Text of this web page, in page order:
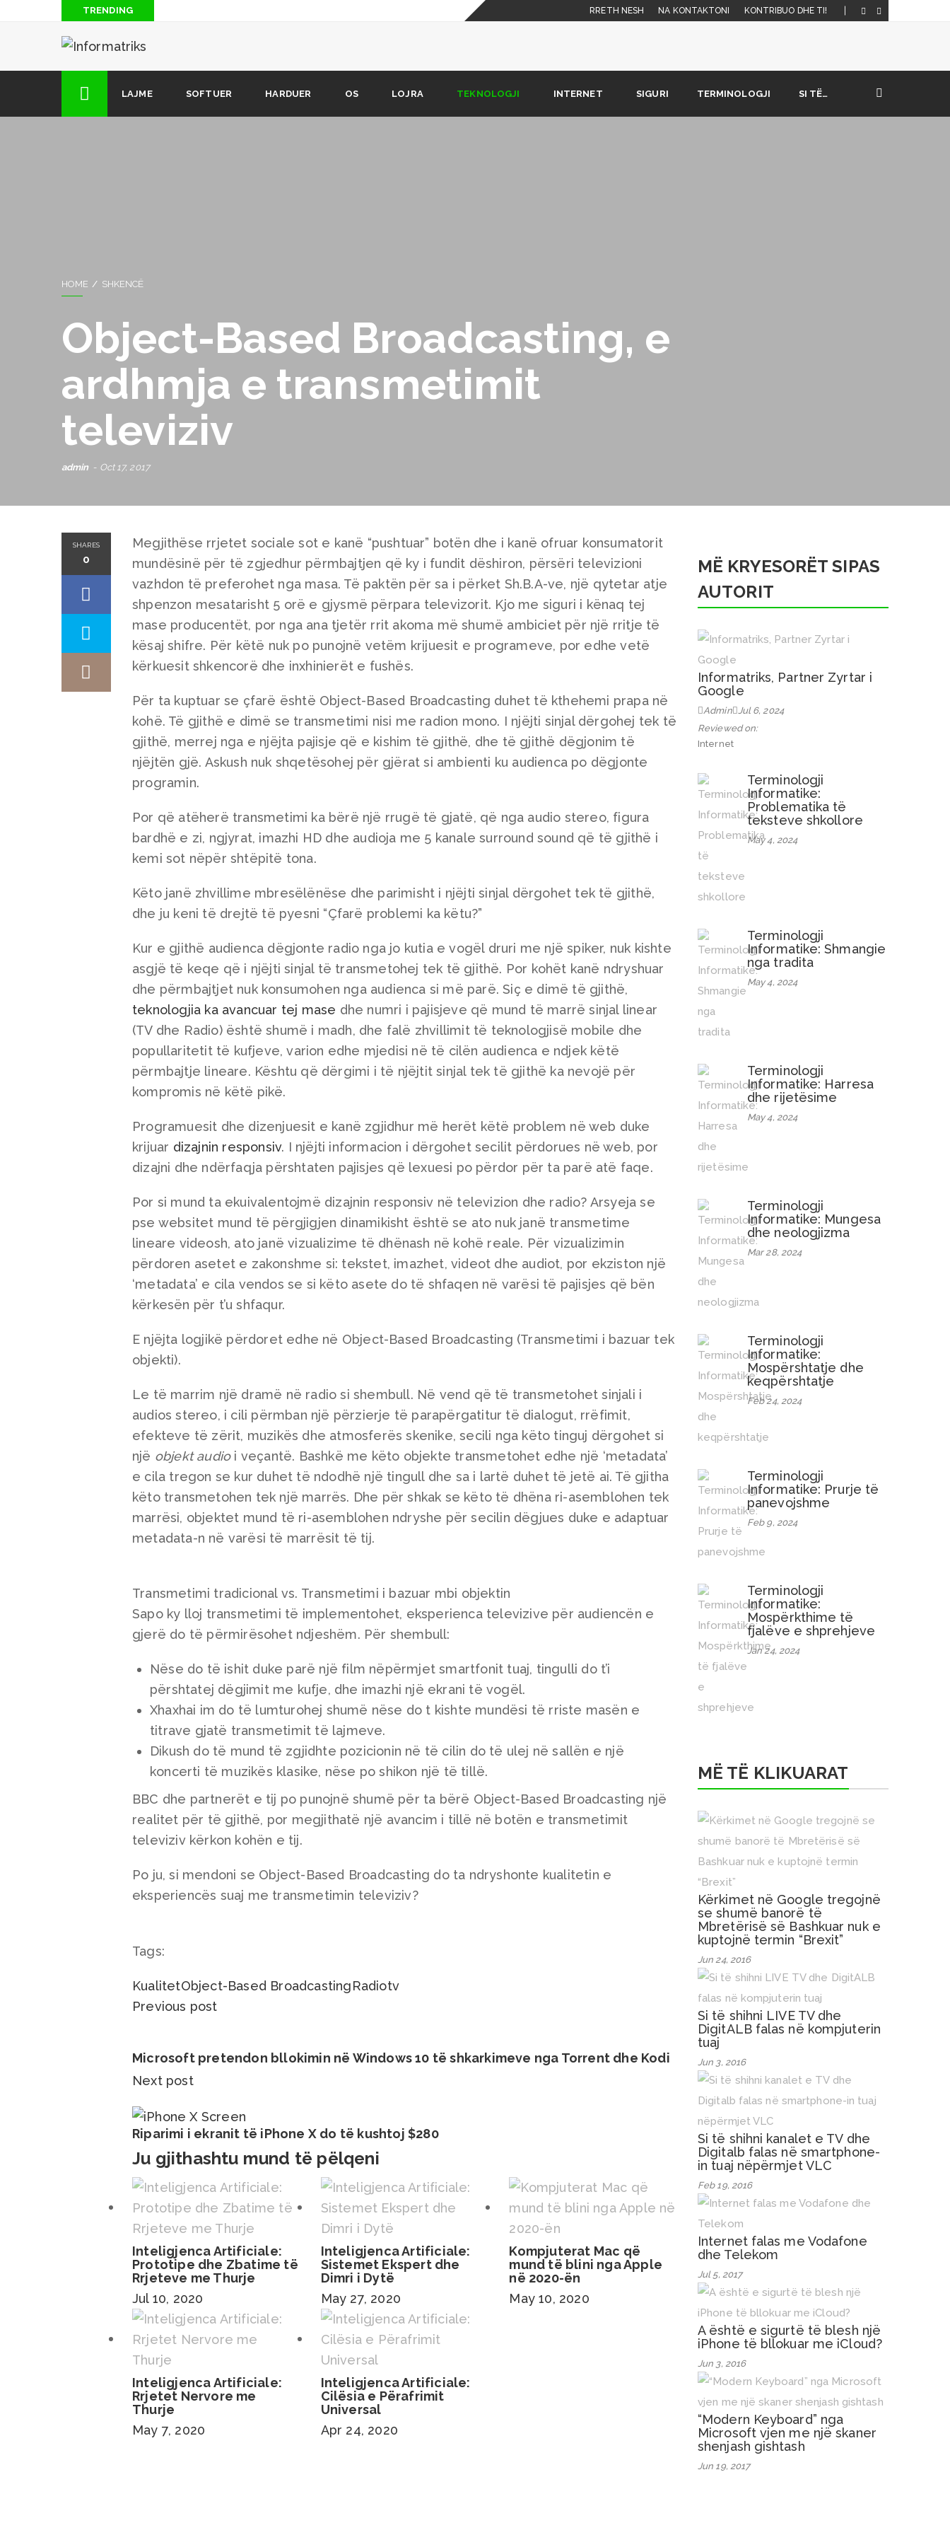
TRENDING
Si të hakojmë lojrat për Android (2 mënyra)
Si të shkarkoni muzikë nga Soundcloud (kur opsioni i shkarkimit nuk është në
dizpozicion)
12 këshilla dhe truke të fshehura që çdo përdorues i iPhone X duhet t’i dijë
RRETH NESH NA KONTAKTONI KONTRIBUO DHE TI!
LAJME SOFTUER HARDUER OS LOJRA TEKNOLOGJI INTERNET SIGURI TERMINOLOGJI SI TË…
HOME SHKENCË
Object-Based Broadcasting, e
ardhmja e transmetimit
televiziv
admin Oct 17, 2017
SHARES
0
Megjithëse rrjetet sociale sot e kanë “pushtuar” botën dhe i kanë ofruar konsumatorit
mundësinë për të zgjedhur përmbajtjen që ky i fundit dëshiron, përsëri televizioni
vazhdon të preferohet nga masa. Të paktën për sa i përket Sh.B.A-ve, një qytetar atje
shpenzon mesatarisht 5 orë e gjysmë përpara televizorit. Kjo me siguri i kënaq tej
mase producentët, por nga ana tjetër rrit akoma më shumë ambiciet për një rritje të
kësaj shifre. Për këtë nuk po punojnë vetëm krijuesit e programeve, por edhe vetë
kërkuesit shkencorë dhe inxhinierët e fushës.
Për ta kuptuar se çfarë është Object-Based Broadcasting duhet të kthehemi prapa në
kohë. Të gjithë e dimë se transmetimi nisi me radion mono. I njëjti sinjal dërgohej tek të
gjithë, merrej nga e njëjta pajisje që e kishim të gjithë, dhe të gjithë dëgjonim të
njëjtën gjë. Askush nuk shqetësohej për gjërat si ambienti ku audienca po dëgjonte
programin.
Por që atëherë transmetimi ka bërë një rrugë të gjatë, që nga audio stereo, figura
bardhë e zi, ngjyrat, imazhi HD dhe audioja me 5 kanale surround sound që të gjithë i
kemi sot nëpër shtëpitë tona.
Këto janë zhvillime mbresëlënëse dhe parimisht i njëjti sinjal dërgohet tek të gjithë,
dhe ju keni të drejtë të pyesni “Çfarë problemi ka këtu?”
Kur e gjithë audienca dëgjonte radio nga jo kutia e vogël druri me një spiker, nuk kishte
asgjë të keqe që i njëjti sinjal të transmetohej tek të gjithë. Por kohët kanë ndryshuar
dhe përmbajtjet nuk konsumohen nga audienca si më parë. Siç e dimë të gjithë,
teknologjia ka avancuar tej mase dhe numri i pajisjeve që mund të marrë sinjal linear
(TV dhe Radio) është shumë i madh, dhe falë zhvillimit të teknologjisë mobile dhe
popullaritetit të kufjeve, varion edhe mjedisi në të cilën audienca e ndjek këtë
përmbajtje lineare. Kështu që dërgimi i të njëjtit sinjal tek të gjithë ka nevojë për
kompromis në këtë pikë.
Programuesit dhe dizenjuesit e kanë zgjidhur më herët këtë problem në web duke
krijuar dizajnin responsiv. I njëjti informacion i dërgohet secilit përdorues në web, por
dizajni dhe ndërfaqja përshtaten pajisjes që lexuesi po përdor për ta parë atë faqe.
Por si mund ta ekuivalentojmë dizajnin responsiv në televizion dhe radio? Arsyeja se
pse websitet mund të përgjigjen dinamikisht është se ato nuk janë transmetime
lineare videosh, ato janë vizualizime të dhënash në kohë reale. Për vizualizimin
përdoren asetet e zakonshme si: tekstet, imazhet, videot dhe audiot, por ekziston një
‘metadata’ e cila vendos se si këto asete do të shfaqen në varësi të pajisjes që bën
kërkesën për t’u shfaqur.
E njëjta logjikë përdoret edhe në Object-Based Broadcasting (Transmetimi i bazuar tek
objekti).
Le të marrim një dramë në radio si shembull. Në vend që të transmetohet sinjali i
audios stereo, i cili përmban një përzierje të parapërgatitur të dialogut, rrëfimit,
efekteve të zërit, muzikës dhe atmosferës skenike, secili nga këto tinguj dërgohet si
një objekt audioi veçantë. Bashkë me këto objekte transmetohet edhe një ‘metadata’
e cila tregon se kur duhet të ndodhë një tingull dhe sa i lartë duhet të jetë ai. Të gjitha
këto transmetohen tek një marrës. Dhe për shkak se këto të dhëna ri-asemblohen tek
marrësi, objektet mund të ri-asemblohen ndryshe për secilin dëgjues duke e adaptuar
metadata-n në varësi të marrësit të tij.
Transmetimi tradicional vs. Transmetimi i bazuar mbi objektin
Sapo ky lloj transmetimi të implementohet, eksperienca televizive për audiencën e
gjerë do të përmirësohet ndjeshëm. Për shembull:
Nëse do të ishit duke parë një film nëpërmjet smartfonit tuaj, tingulli do t’i
përshtatej dëgjimit me kufje, dhe imazhi një ekrani të vogël.
Xhaxhai im do të lumturohej shumë nëse do t kishte mundësi të rriste masën e
titrave gjatë transmetimit të lajmeve.
Dikush do të mund të zgjidhte pozicionin në të cilin do të ulej në sallën e një
koncerti të muzikës klasike, nëse po shikon një të tillë.
BBC dhe partnerët e tij po punojnë shumë për ta bërë Object-Based Broadcasting një
realitet për të gjithë, por megjithatë një avancim i tillë në botën e transmetimit
televiziv kërkon kohën e tij.
Po ju, si mendoni se Object-Based Broadcasting do ta ndryshonte kualitetin e
eksperiencës suaj me transmetimin televiziv?
Tags:
KualitetObject-Based BroadcastingRadiotv
Previous post
Microsoft pretendon bllokimin në Windows 10 të shkarkimeve nga Torrent dhe Kodi
Next post
Riparimi i ekranit të iPhone X do të kushtoj $280
Ju gjithashtu mund të pëlqeni
Inteligjenca Artificiale:
Prototipe dhe Zbatime të
Rrjeteve me Thurje
Jul 10, 2020
Inteligjenca Artificiale:
Sistemet Ekspert dhe
Dimri i Dytë
May 27, 2020
Kompjuterat Mac që
mund të blini nga Apple
në 2020-ën
May 10, 2020
Inteligjenca Artificiale:
Rrjetet Nervore me
Thurje
May 7, 2020
Inteligjenca Artificiale:
Cilësia e Përafrimit
Universal
Apr 24, 2020
MË KRYESORËT SIPAS
AUTORIT
Informatriks, Partner Zyrtar i
Google
Admin Jul 6, 2024
Reviewed on:
Internet
Terminologji
Informatike:
Problematika të
teksteve shkollore
May 4, 2024
Terminologji
Informatike: Shmangie
nga tradita
May 4, 2024
Terminologji
Informatike: Harresa
dhe rijetësime
May 4, 2024
Terminologji
Informatike: Mungesa
dhe neologjizma
Mar 28, 2024
Terminologji
Informatike:
Mospërshtatje dhe
keqpërshtatje
Feb 24, 2024
Terminologji
Informatike: Prurje të
panevojshme
Feb 9, 2024
Terminologji
Informatike:
Mospërkthime të
fjalëve e shprehjeve
Jan 24, 2024
MË TË KLIKUARAT
Kërkimet në Google tregojnë
se shumë banorë të
Mbretërisë së Bashkuar nuk e
kuptojnë termin “Brexit”
Jun 24, 2016
Si të shihni LIVE TV dhe
DigitALB falas në kompjuterin
tuaj
Jun 3, 2016
Si të shihni kanalet e TV dhe
Digitalb falas në smartphone-
in tuaj nëpërmjet VLC
Feb 19, 2016
Internet falas me Vodafone
dhe Telekom
Jul 5, 2017
A është e sigurtë të blesh një
iPhone të bllokuar me iCloud?
Jun 3, 2016
“Modern Keyboard” nga
Microsoft vjen me një skaner
shenjash gishtash
Jun 19, 2017